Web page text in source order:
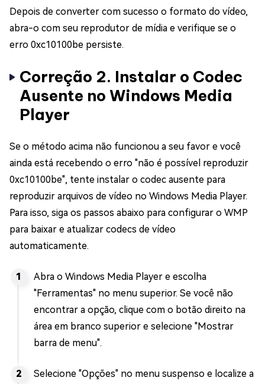
Depois de converter com sucesso o formato do vídeo,
abra-o com seu reprodutor de mídia e verifique se o
erro 0xc10100be persiste.
Correção 2. Instalar o Codec
Ausente no Windows Media
Player
Se o método acima não funcionou a seu favor e você
ainda está recebendo o erro "não é possível reproduzir
0xc10100be", tente instalar o codec ausente para
reproduzir arquivos de vídeo no Windows Media Player.
Para isso, siga os passos abaixo para configurar o WMP
para baixar e atualizar codecs de vídeo
automaticamente.
Abra o Windows Media Player e escolha
"Ferramentas" no menu superior. Se você não
encontrar a opção, clique com o botão direito na
área em branco superior e selecione "Mostrar
barra de menu".
Selecione "Opções" no menu suspenso e localize a